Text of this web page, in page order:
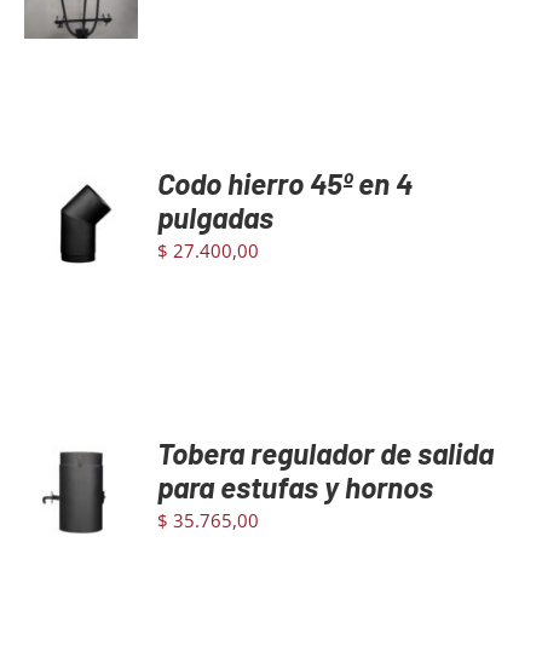
/
DETAILS
AL
CARRITO
Codo hierro 45º en 4
pulgadas
$ 27.400,00
AGREGAR
AL
CARRITO
Tobera regulador de salida
para estufas y hornos
$ 35.765,00